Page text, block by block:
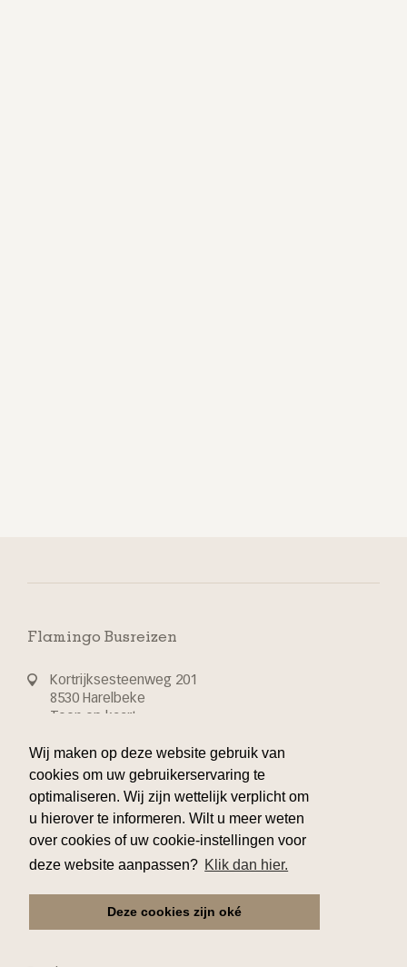
Wij maken op deze website gebruik van
cookies om uw gebruikerservaring te
optimaliseren. Wij zijn wettelijk verplicht om
u hierover te informeren. Wilt u meer weten
over cookies of uw cookie-instellingen voor
deze website aanpassen? Klik dan hier.
Deze cookies zijn oké
Flamingo Busreizen
Kortrijksesteenweg 201
8530 Harelbeke
Toon op kaart
T 32 56 70 24 44
info@flamingo-busvakanties.be
Reserveren